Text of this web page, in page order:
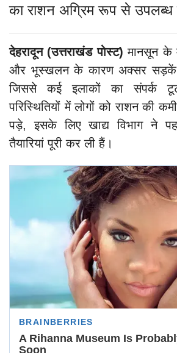
का राशन अग्रिम रूप से उपलब्ध
देहरादून (उत्तराखंड पोस्ट) मानसून के
और भूस्खलन के कारण अक्सर सड़कें
जिससे कई इलाकों का संपर्क
परिस्थितियों में लोगों को राशन की
पड़े, इसके लिए खाद्य विभाग ने
तैयारियां पूरी कर ली हैं।